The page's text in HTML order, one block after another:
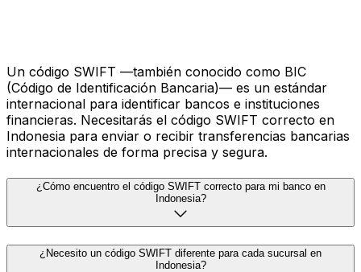
Un código SWIFT —también conocido como BIC
(Código de Identificación Bancaria)— es un estándar
internacional para identificar bancos e instituciones
financieras. Necesitarás el código SWIFT correcto en
Indonesia para enviar o recibir transferencias bancarias
internacionales de forma precisa y segura.
¿Cómo encuentro el código SWIFT correcto para mi banco en
Indonesia?
¿Necesito un código SWIFT diferente para cada sucursal en
Indonesia?